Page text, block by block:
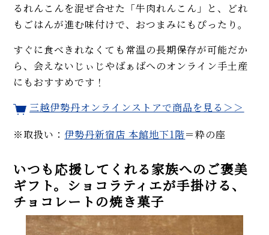
るれんこんを混ぜ合せた「牛肉れんこん」と、どれ
もごはんが進む味付けで、おつまみにもぴったり。
すぐに食べきれなくても常温の長期保存が可能だか
ら、会えないじぃじやばぁばへのオンライン手土産
にもおすすめです！
三越伊勢丹オンラインストアで商品を見る＞＞
※取扱い： 伊勢丹新宿店 本館地下1階＝粋の座
いつも応援してくれる家族へのご褒美
ギフト。ショコラティエが手掛ける、
チョコレートの焼き菓子